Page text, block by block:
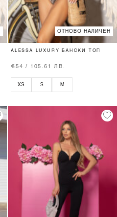
ОТНОВО НАЛИЧЕН
ALESSA LUXURY БАНСКИ ТОП
€54 / 105.61 ЛВ.
XS S M